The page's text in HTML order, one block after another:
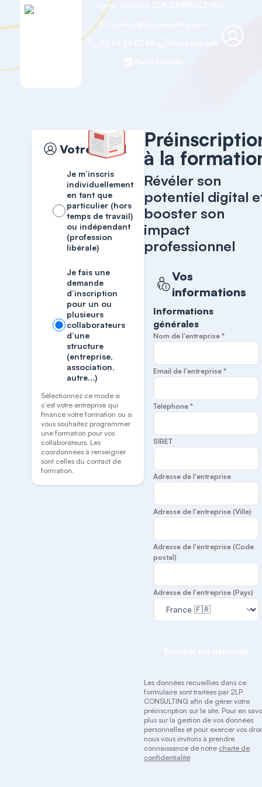
Votre contact
Votre profil
Je m’inscris
individuellement
en tant que
particulier (hors
temps de travail)
ou indépendant
(profession
libérale)
Je fais une
demande
d’inscription
pour un ou
plusieurs
collaborateurs
d’une
structure
(entreprise,
association,
autre…)
Sélectionnez ce mode si
c’est votre entreprise qui
finance votre formation ou si
vous souhaitez programmer
une formation pour vos
collaborateurs. Les
coordonnées à renseigner
sont celles du contact de
formation.
à la
Révéler son
potentiel digital
booster son
impact
professionnel
Vos
informations
Informations
générales
Nom de l'entreprise *
Email de l'entreprise *
Téléphone *
SIRET
Adresse de l'entreprise
Adresse de l'entreprise (Ville)
Adresse de l'entreprise (Code
postal)
Adresse de l'entreprise (Pays)
Les données recueillies dans ce
formulaire sont traitées par 2LP
CONSULTING afin de gérer votre
préinscription sur le site. Pour en
plus sur la gestion de vos données
personnelles et pour exercer vos
nous vous invitons à prendre
connaissance de notre charte de
confidentialité